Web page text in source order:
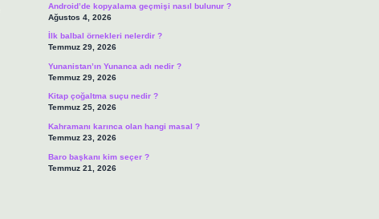
Android’de kopyalama geçmişi nasıl bulunur ?
Ağustos 4, 2026
İlk balbal örnekleri nelerdir ?
Temmuz 29, 2026
Yunanistan’ın Yunanca adı nedir ?
Temmuz 29, 2026
Kitap çoğaltma suçu nedir ?
Temmuz 25, 2026
Kahramanı karınca olan hangi masal ?
Temmuz 23, 2026
Baro başkanı kim seçer ?
Temmuz 21, 2026